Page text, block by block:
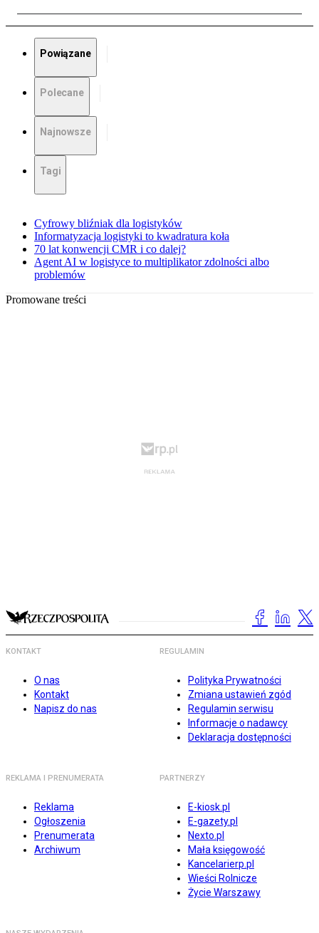
Powiązane
Polecane
Najnowsze
Tagi
Cyfrowy bliźniak dla logistyków
Informatyzacja logistyki to kwadratura koła
70 lat konwencji CMR i co dalej?
Agent AI w logistyce to multiplikator zdolności albo
problemów
Promowane treści
KONTAKT
O nas
Kontakt
Napisz do nas
REGULAMIN
Polityka Prywatności
Zmiana ustawień zgód
Regulamin serwisu
Informacje o nadawcy
Deklaracja dostępności
REKLAMA I PRENUMERATA
Reklama
Ogłoszenia
Prenumerata
Archiwum
PARTNERZY
E-kiosk.pl
E-gazety.pl
Nexto.pl
Mała księgowość
Kancelarierp.pl
Wieści Rolnicze
Życie Warszawy